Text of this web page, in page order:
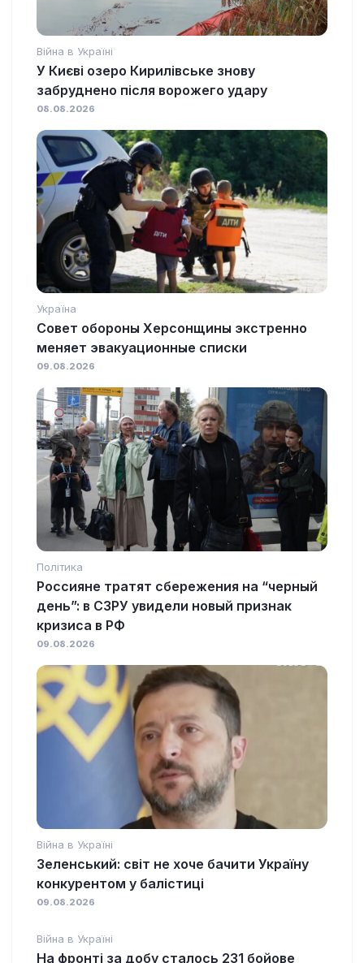
Війна в Україні
У Києві озеро Кирилівське знову
забруднено після ворожего удару
08.08.2026
Україна
Совет обороны Херсонщины экстренно
меняет эвакуационные списки
09.08.2026
Політика
Россияне тратят сбережения на “черный
день”: в СЗРУ увидели новый признак
кризиса в РФ
09.08.2026
Війна в Україні
Зеленський: світ не хоче бачити Україну
конкурентом у балістиці
09.08.2026
Війна в Україні
На фронті за добу сталось 231 бойове